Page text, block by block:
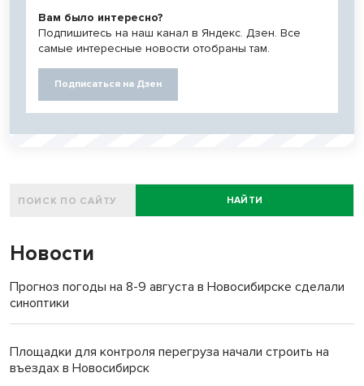
Вам было интересно?
Подпишитесь на наш канал в Яндекс. Дзен. Все
самые интересные новости отобраны там.
Подписаться на Дзен
НАЙТИ
Новости
Прогноз погоды на 8-9 августа в Новосибирске сделали
синоптики
Площадки для контроля перегруза начали строить на
въездах в Новосибирск